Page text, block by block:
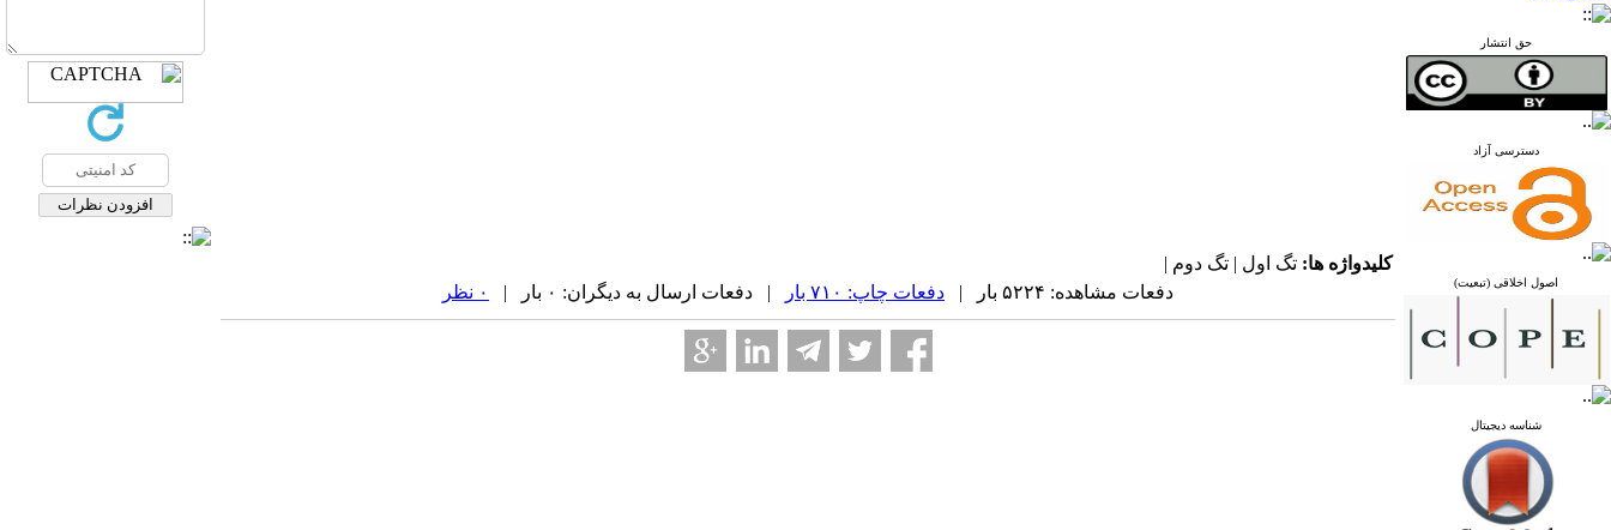
حق انتشار
دسترسی آزاد
اصول اخلاقی (تبعیت)
شناسه دیجیتال
کلیدواژه ها: تگ اول | تگ دوم |
دفعات مشاهده: ۵۲۲۴ بار |
دفعات چاپ: ۷۱۰ بار | دفعات ارسال به دیگران: ۰ بار | ۰ نظر